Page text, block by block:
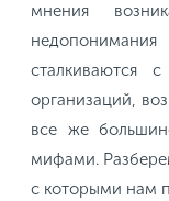
мнения
сталкиваются
организаций,
все же
мифами.
с которыми нам